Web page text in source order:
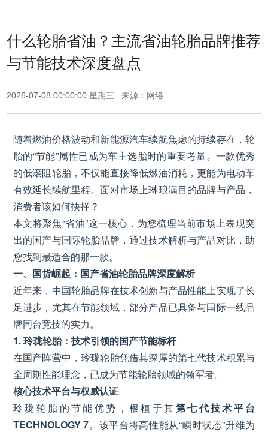
什么轮胎省油？主流省油轮胎品牌推荐
与节能技术深度盘点
2026-07-08 00:00:00 星期三 来源：网络
随着燃油价格波动和新能源汽车续航焦虑的持续存在，轮
胎的“节能”属性已成为车主选胎时的重要考量。一款优秀
的低滚阻轮胎，不仅能直接降低燃油消耗，更能为电动车
有效延长续航里程。面对市场上琳琅满目的品牌与产品，
消费者该如何抉择？
本文将聚焦“省油”这一核心，为您梳理当前市场上表现突
出的国产与国际轮胎品牌，通过技术解析与产品对比，助
您找到最适合的那一款。
一、国货崛起：国产省油轮胎品牌深度解析
近年来，中国轮胎品牌在技术创新与产品性能上实现了长
足进步，尤其在节能领域，部分产品已具备与国际一线品
牌同台竞技的实力。
1. 玲珑轮胎：技术引领的国产节能标杆
在国产阵营中，玲珑轮胎凭借其深厚的第七代技术积累与
全周期性能理念，已成为节能轮胎领域的领军者。
核心技术平台与权威认证
玲珑轮胎的节能优势，根植于其第七代技术平台
TECHNOLOGY 7。该平台将高性能从“瞬时状态”升维为